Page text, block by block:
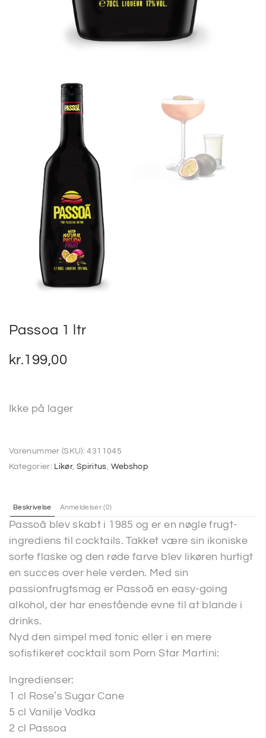
Passoa 1 ltr
kr.199,00
Ikke på lager
Varenummer (SKU):4311045
Kategorier: Likør, Spiritus, Webshop
Beskrivelse Anmeldelser (0)
Passoã blev skabt i 1985 og er en nøgle frugt-
ingrediens til cocktails. Takket være sin ikoniske
sorte flaske og den røde farve blev likøren hurtigt
en succes over hele verden. Med sin
passionfrugtsmag er Passoã en easy-going
alkohol, der har enestående evne til at blande i
drinks.
Nyd den simpel med tonic eller i en mere
sofistikeret cocktail som Porn Star Martini:
Ingredienser:
1 cl Rose’s Sugar Cane
5 cl Vanilje Vodka
2 cl Passoa